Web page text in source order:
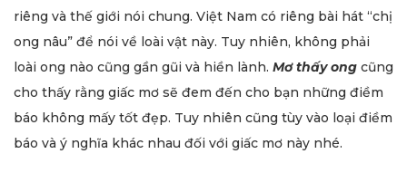
riêng và thế giới nói chung. Việt Nam có riêng bài hát “chị
ong nâu” để nói về loài vật này. Tuy nhiên, không phải
loài ong nào cũng gần gũi và hiền lành. Mơ thấy ong cũng
cho thấy rằng giấc mơ sẽ đem đến cho bạn những điềm
báo không mấy tốt đẹp. Tuy nhiên cũng tùy vào loại điềm
báo và ý nghĩa khác nhau đối với giấc mơ này nhé.